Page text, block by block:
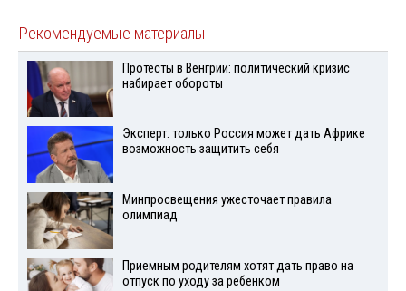
Рекомендуемые материалы
Протесты в Венгрии: политический кризис
набирает обороты
Эксперт: только Россия может дать Африке
возможность защитить себя
Минпросвещения ужесточает правила
олимпиад
Приемным родителям хотят дать право на
отпуск по уходу за ребенком